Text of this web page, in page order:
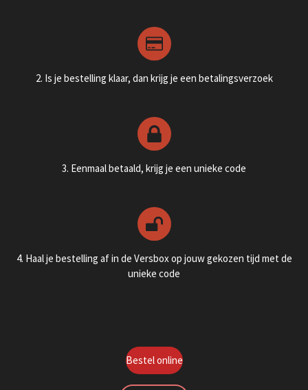
2. Is je bestelling klaar, dan krijg je een betalingsverzoek
3. Eenmaal betaald, krijg je een unieke code
4. Haal je bestelling af in de Versbox op jouw gekozen tijd met de
unieke code
Bestel online